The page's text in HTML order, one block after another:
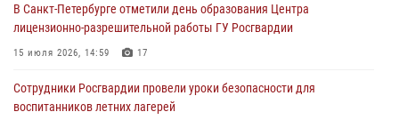
В Петербурге сотрудники Росгвардии обеспечили правопорядок в
День Воздушно-десантных войск
02 августа 2026, 19:30 10
Сотрудники Росгвардии на Пушкинской улице задержали двух
граждан, подозреваемых в попытке поджога одного из баров в
В Санкт-Петербурге отметили день образования Центра
лицензионно-разрешительной работы ГУ Росгвардии
15 июля 2026, 14:59 17
Сотрудники Росгвардии провели уроки безопасности для
воспитанников летних лагерей